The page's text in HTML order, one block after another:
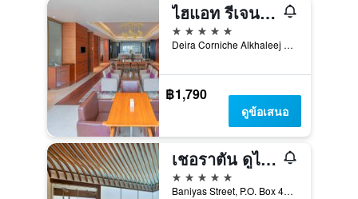
ไฮแอท รีเจนซี ดูไบ
5 ดาว
Deira Corniche Alkhaleej Road, ดูไบ, สหรัฐอาหรับเอมิเรตส์
฿1,790
ดูข้อเสนอ
เชอราตัน ดูไบ ครีก โฮเทล แอนด์ ทาวเวอร์ส
5 ดาว
Baniyas Street, P.O. Box 4250, ดูไบ, สหรัฐอาหรับเอมิเรตส์